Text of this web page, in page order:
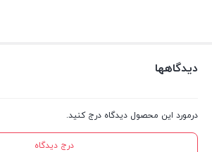
دیدگاهها
درمورد این محصول دیدگاه درج کنید.
درج دیدگاه